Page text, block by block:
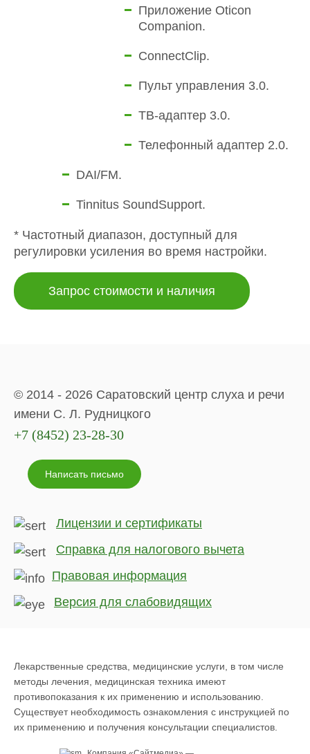
Приложение Oticon
Companion.
ConnectClip.
Пульт управления 3.0.
ТВ-адаптер 3.0.
Телефонный адаптер 2.0.
DAI/FM.
Tinnitus SoundSupport.
* Частотный диапазон, доступный для
регулировки усиления во время настройки.
Запрос стоимости и наличия
© 2014 - 2026 Саратовский центр слуха и речи
имени С. Л. Рудницкого
+7 (8452) 23-28-30
Написать письмо
Лицензии и сертификаты
Справка для налогового вычета
Правовая информация
Версия для слабовидящих
Лекарственные средства, медицинские услуги, в том числе
методы лечения, медицинская техника имеют
противопоказания к их применению и использованию.
Существует необходимость ознакомления с инструкцией по
их применению и получения консультации специалистов.